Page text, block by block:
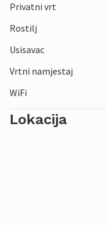
Privatni vrt
Rostilj
Usisavac
Vrtni namjestaj
WiFi
Lokacija